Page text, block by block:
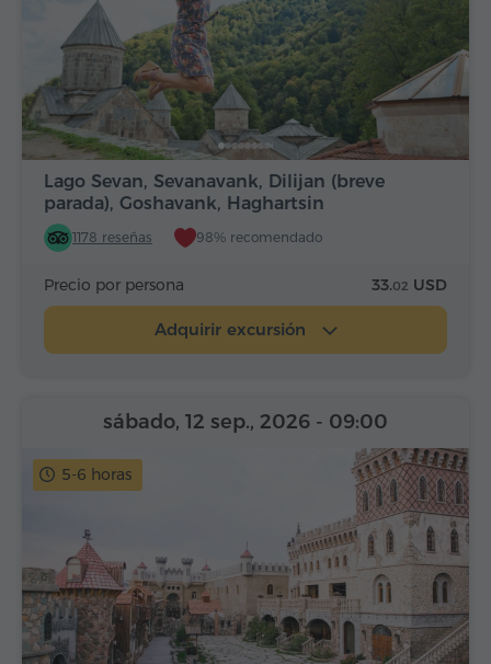
Lago Sevan, Sevanavank, Dilijan (breve
parada), Goshavank, Haghartsin
1178 reseñas 98% recomendado
Precio por persona 33.02 USD
Adquirir excursión
5-6 horas
sábado, 12 sep., 2026 - 09:00